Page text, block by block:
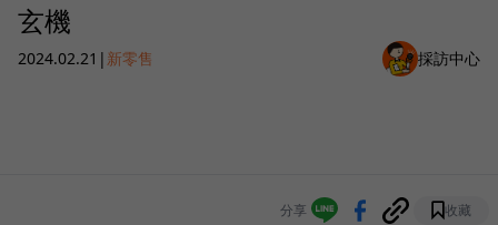
玄機
2024.02.21 | 新零售 採訪中心
分享 收藏